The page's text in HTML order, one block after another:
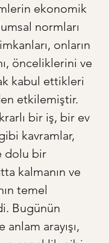
ekonomik
normları
onların
önceliklerini ve
kabul ettikleri
etkilemiştir.
bir iş, bir ev
kavramlar,
dolu bir
kalmanın ve
temel
Bugünün
arayışı,